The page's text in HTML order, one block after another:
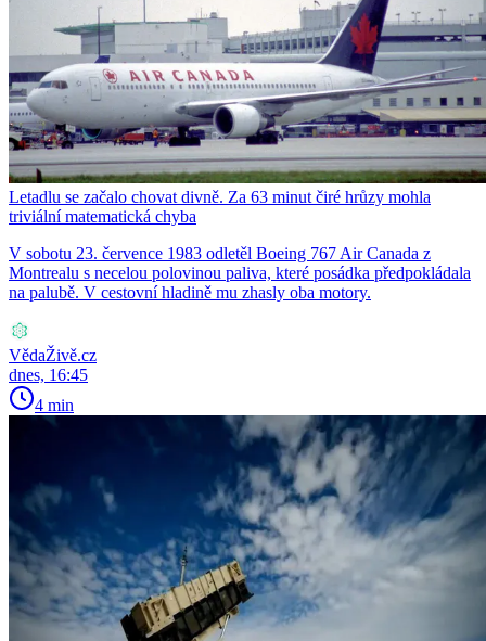
Letadlu se začalo chovat divně. Za 63 minut čiré hrůzy mohla
triviální matematická chyba
V sobotu 23. července 1983 odletěl Boeing 767 Air Canada z
Montrealu s necelou polovinou paliva, které posádka předpokládala
na palubě. V cestovní hladině mu zhasly oba motory.
VědaŽivě.cz
dnes, 16:45
4 min